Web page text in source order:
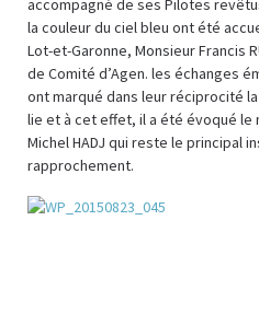
la couleur du ciel bleu ont été
Lot-et-Garonne, Monsieur Francis
de Comité d’Agen. les échanges
ont marqué dans leur réciprocité
lie et à cet effet, il a été évoqué le
Michel HADJ qui reste le principal
rapprochement.